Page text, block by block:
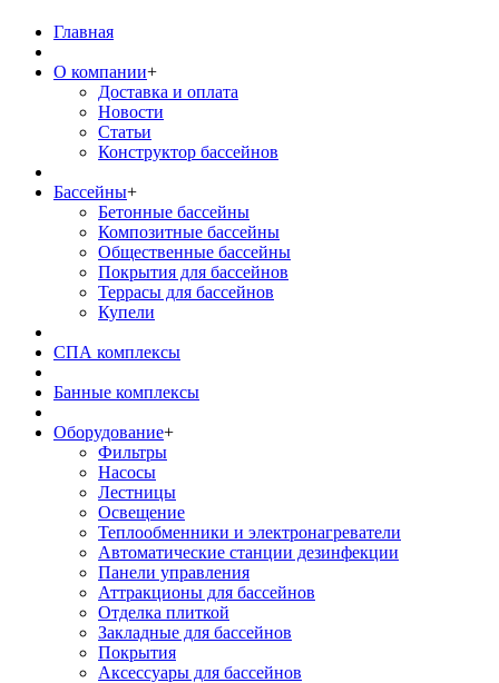
Главная
О компании+
Доставка и оплата
Новости
Статьи
Конструктор бассейнов
Бассейны+
Бетонные бассейны
Композитные бассейны
Общественные бассейны
Покрытия для бассейнов
Террасы для бассейнов
Купели
СПА комплексы
Банные комплексы
Оборудование+
Фильтры
Насосы
Лестницы
Освещение
Теплообменники и электронагреватели
Автоматические станции дезинфекции
Панели управления
Аттракционы для бассейнов
Отделка плиткой
Закладные для бассейнов
Покрытия
Аксессуары для бассейнов